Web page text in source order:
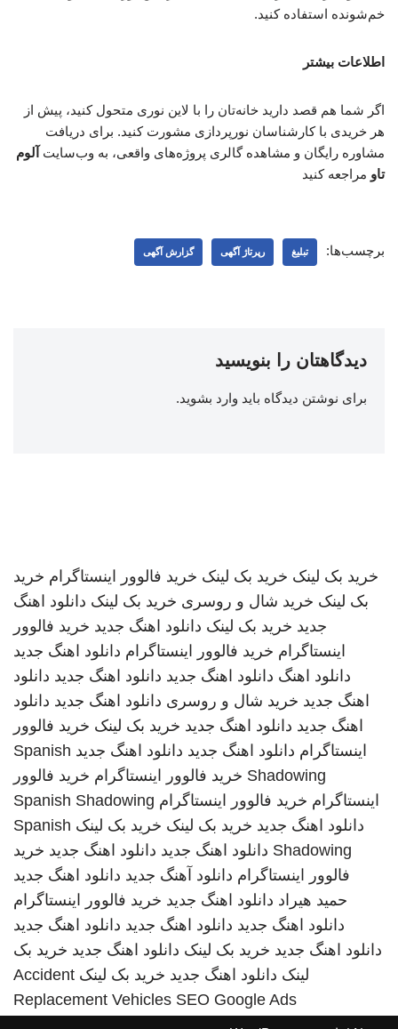
خم‌شونده استفاده کنید.
اطلاعات بیشتر
اگر شما هم قصد دارید خانه‌تان را با لاین نوری متحول کنید، پیش از
هر خریدی با کارشناسان نورپردازی مشورت کنید. برای دریافت
مشاوره رایگان و مشاهده گالری پروژه‌های واقعی، به وب‌سایت آلوم
تاو مراجعه کنید
برچسب‌ها: تبلیغ رپرتاژ آگهی گزارش آگهی
دیدگاهتان را بنویسید
برای نوشتن دیدگاه باید وارد بشوید.
خرید بک لینک خرید بک لینک خرید فالوور اینستاگرام خرید
بک لینک خرید شال و روسری خرید بک لینک دانلود اهنگ
جدید خرید بک لینک دانلود اهنگ جدید خرید فالوور
اینستاگرام خرید فالوور اینستاگرام دانلود اهنگ جدید
دانلود اهنگ دانلود اهنگ جدید دانلود اهنگ جدید دانلود
اهنگ جدید خرید شال و روسری دانلود اهنگ جدید دانلود
اهنگ جدید دانلود اهنگ جدید خرید بک لینک خرید فالوور
اینستاگرام دانلود اهنگ جدید دانلود اهنگ جدید Spanish
Shadowing خرید فالوور اینستاگرام خرید فالوور
اینستاگرام خرید فالوور اینستاگرام Spanish Shadowing
دانلود اهنگ جدید خرید بک لینک خرید بک لینک Spanish
Shadowing دانلود اهنگ جدید دانلود اهنگ جدید خرید
فالوور اینستاگرام دانلود آهنگ جدید دانلود اهنگ جدید
حمید هیراد دانلود اهنگ جدید خرید فالوور اینستاگرام
دانلود اهنگ جدید دانلود اهنگ جدید دانلود اهنگ جدید
دانلود اهنگ جدید خرید بک لینک دانلود اهنگ جدید خرید بک
لینک دانلود اهنگ جدید خرید بک لینک Accident
Replacement Vehicles SEO Google Ads